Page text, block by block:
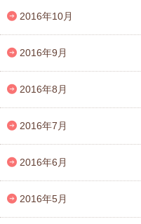
2016年10月
2016年9月
2016年8月
2016年7月
2016年6月
2016年5月